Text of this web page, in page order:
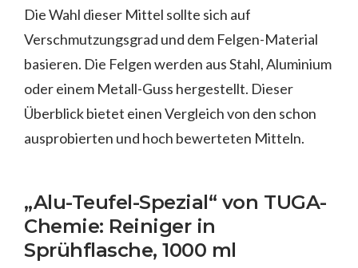
Die Wahl dieser Mittel sollte sich auf
Verschmutzungsgrad und dem Felgen-Material
basieren. Die Felgen werden aus Stahl, Aluminium
oder einem Metall-Guss hergestellt. Dieser
Überblick bietet einen Vergleich von den schon
ausprobierten und hoch bewerteten Mitteln.
„Alu-Teufel-Spezial“ von TUGA-
Chemie: Reiniger in
Sprühflasche, 1000 ml